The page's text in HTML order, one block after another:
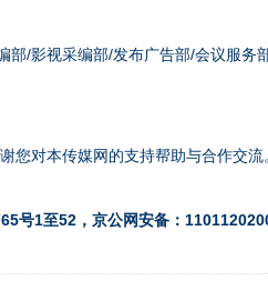
/影视采编部/发布广告部/会议服务
您对本传媒网的支持帮助与合作交流
号1至52，京公网安备：
让核